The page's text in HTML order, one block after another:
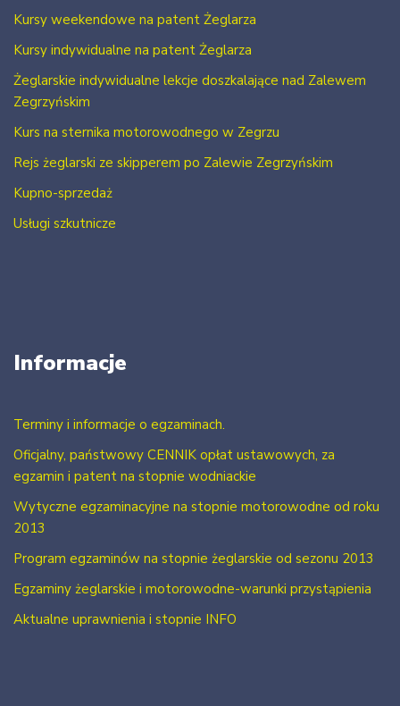
Kursy weekendowe na patent Żeglarza
Kursy indywidualne na patent Żeglarza
Żeglarskie indywidualne lekcje doszkalające nad Zalewem
Zegrzyńskim
Kurs na sternika motorowodnego w Zegrzu
Rejs żeglarski ze skipperem po Zalewie Zegrzyńskim
Kupno-sprzedaż
Usługi szkutnicze
Informacje
Terminy i informacje o egzaminach.
Oficjalny, państwowy CENNIK opłat ustawowych, za
egzamin i patent na stopnie wodniackie
Wytyczne egzaminacyjne na stopnie motorowodne od roku
2013
Program egzaminów na stopnie żeglarskie od sezonu 2013
Egzaminy żeglarskie i motorowodne-warunki przystąpienia
Aktualne uprawnienia i stopnie INFO